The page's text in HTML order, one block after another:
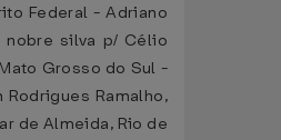
Federal - Adriano
nobre silva p/ Célio
Grosso do Sul -
Ramalho,
de Almeida, Rio de